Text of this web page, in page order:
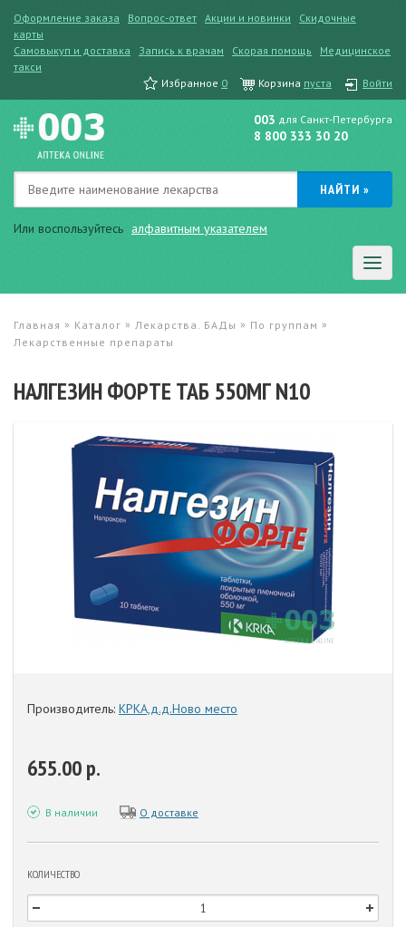
Оформление заказа Вопрос-ответ Акции и новинки
Скидочные
карты
Самовыкуп и доставка
Запись к врачам Скорая помощь
Медицинское
такси
Избранное 0 Корзина пуста Войти
Или воспользуйтесь алфавитным указателем
003 для Санкт-Петербурга
8 800 333 30 20
Главная » Каталог » Лекарства. БАДы » По группам »
Лекарственные препараты
НАЛГЕЗИН ФОРТЕ ТАБ 550МГ N10
Производитель: КРКА,д.д.Ново место
655.00 р.
В наличии О доставке
КОЛИЧЕСТВО